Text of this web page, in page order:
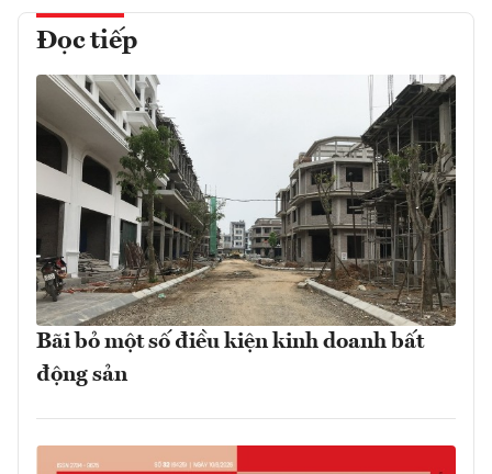
Đọc tiếp
Bãi bỏ một số điều kiện kinh doanh bất
động sản